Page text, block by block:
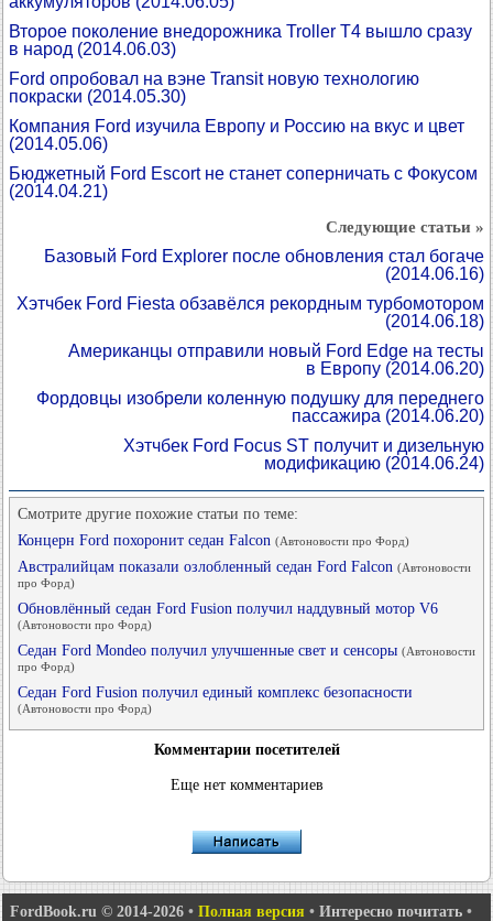
Второе поколение внедорожника Troller T4 вышло сразу
в народ (2014.06.03)
Ford опробовал на вэне Transit новую технологию
покраски (2014.05.30)
Компания Ford изучила Европу и Россию на вкус и цвет
(2014.05.06)
Бюджетный Ford Escort не станет соперничать с Фокусом
(2014.04.21)
Следующие статьи »
Базовый Ford Explorer после обновления стал богаче
(2014.06.16)
Хэтчбек Ford Fiesta обзавёлся рекордным турбомотором
(2014.06.18)
Американцы отправили новый Ford Edge на тесты
в Европу (2014.06.20)
Фордовцы изобрели коленную подушку для переднего
пассажира (2014.06.20)
Хэтчбек Ford Focus ST получит и дизельную
модификацию (2014.06.24)
Смотрите другие похожие статьи по теме:
Концерн Ford похоронит седан Falcon (Автоновости про Форд)
Австралийцам показали озлобленный седан Ford Falcon (Автоновости
про Форд)
Обновлённый седан Ford Fusion получил наддувный мотор V6
(Автоновости про Форд)
Седан Ford Mondeo получил улучшенные свет и сенсоры (Автоновости
про Форд)
Седан Ford Fusion получил единый комплекс безопасности
(Автоновости про Форд)
Комментарии посетителей
Еще нет комментариев
FordBook.ru © 2014-2026 • Полная версия • Интересно почитать •